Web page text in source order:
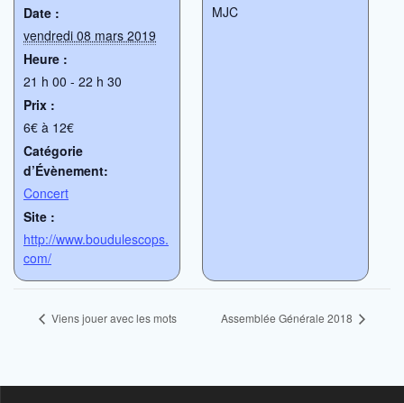
Date :
vendredi 08 mars 2019
Heure :
21 h 00 - 22 h 30
Prix :
6€ à 12€
Catégorie
d’Évènement:
Concert
Site :
http://www.boudulescops.
com/
MJC
Viens jouer avec les mots Assemblée Générale 2018